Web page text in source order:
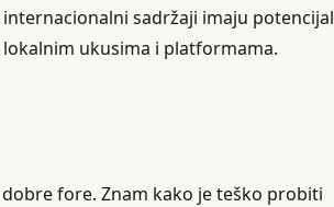
sadržaji imaju potencijal
ukusima i platformama.
fore. Znam kako je teško probiti